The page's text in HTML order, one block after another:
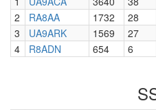
2
RA8AA 1732 28
3
UA9ARK 1569 27
4
R8ADN 654 6